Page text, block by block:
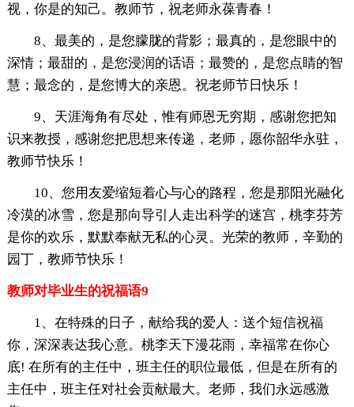
视，你是的知己。教师节，祝老师永葆青春！
8、最美的，是您朦胧的背影；最真的，是您眼中的
深情；最甜的，是您浸润的话语；最赞的，是您点睛的智
慧；最念的，是您博大的亲恩。祝老师节日快乐！
9、天涯海角有尽处，惟有师恩无穷期，感谢您把知
识来教授，感谢您把思想来传递，老师，愿你韶华永驻，
教师节快乐！
10、您用友爱缩短着心与心的路程，您是那阳光融化
冷漠的冰雪，您是那向导引人走出科学的迷宫，桃李芬芳
是你的欢乐，默默奉献无私的心灵。光荣的教师，辛勤的
园丁，教师节快乐！
教师对毕业生的祝福语9
1、在特殊的日子，献给我的爱人：送个短信祝福
你，深深表达我心意。桃李天下漫花雨，幸福常在你心
底! 在所有的主任中，班主任的职位最低，但是在所有的
主任中，班主任对社会贡献最大。老师，我们永远感激